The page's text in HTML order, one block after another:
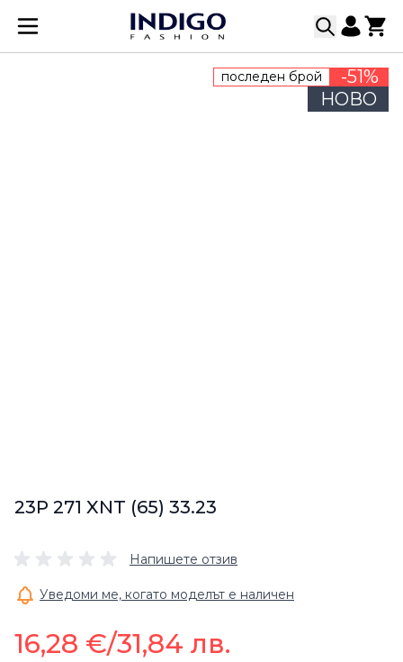
Прескачане към съдържанието
последен брой
-51%
НОВО
23P 271 XNT (65) 33.23
Напишете отзив
Уведоми ме, когато моделът е наличен
16,28 €/31,84 лв.